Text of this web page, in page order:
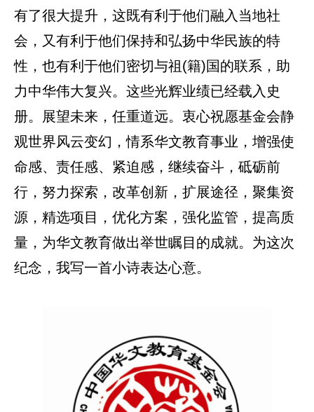
有了很大提升，这既有利于他们融入当地社
会，又有利于他们保持和弘扬中华民族的特
性，也有利于他们密切与祖(籍)国的联系，助
力中华伟大复兴。这些光辉业绩已经载入史
册。展望未来，任重道远。衷心祝愿基金会静
观世界风云变幻，情系华文教育事业，增强使
命感、责任感、紧迫感，继续奋斗，砥砺前
行，努力探索，改革创新，扩展途径，聚集资
源，精选项目，优化方案，强化监管，提高质
量，为华文教育做出举世瞩目的成就。为这次
纪念，我写一首小诗表达心意。